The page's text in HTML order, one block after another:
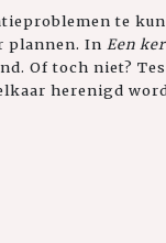
te
plannen. In Een
Of toch niet?
herenigd